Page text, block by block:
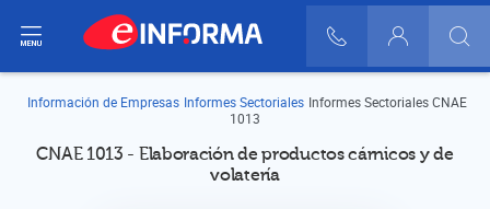
900 10 30 20
Login
Información de Empresas Informes Sectoriales Informes Sectoriales CNAE
1013
CNAE 1013 - Elaboración de productos cárnicos y de
volatería